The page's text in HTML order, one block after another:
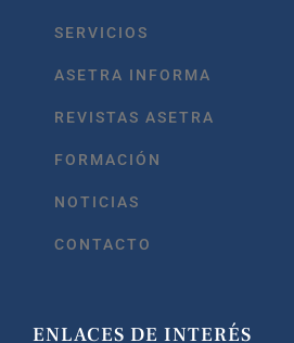
SERVICIOS
ASETRA INFORMA
REVISTAS ASETRA
FORMACIÓN
NOTICIAS
CONTACTO
ENLACES DE INTERÉS